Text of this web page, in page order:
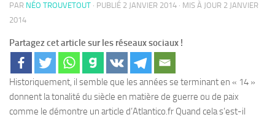
PAR NÉO TROUVETOUT · PUBLIÉ 2 JANVIER 2014 · MIS À JOUR 2 JANVIER
2014
Partagez cet article sur les réseaux sociaux !
Historiquement, il semble que les années se terminant en « 14 »
donnent la tonalité du siècle en matière de guerre ou de paix
comme le démontre un article d’Atlantico.fr Quand cela s’est-il